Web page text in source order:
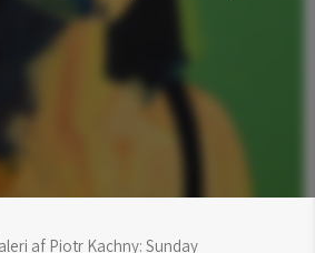
af Piotr Kachny: Sunday